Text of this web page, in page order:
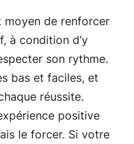
moyen de renforcer
à condition d’y
son rythme.
bas et faciles, et
réussite.
positive
le forcer. Si votre